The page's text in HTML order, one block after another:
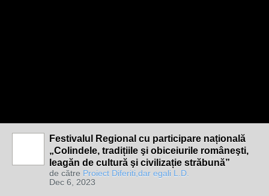
Festivalul Regional cu participare națională
„Colindele, tradițiile şi obiceiurile româneşti,
leagăn de cultură şi civilizație străbună”
de către Proiect Diferiti,dar egali L.D.
Dec 6, 2023